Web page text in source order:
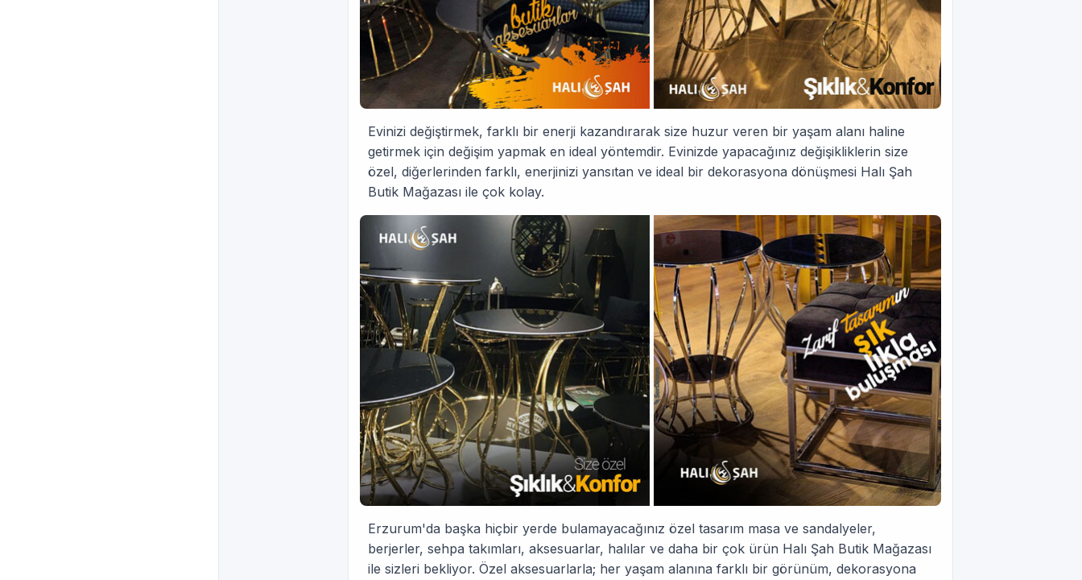
Evinizi değiştirmek, farklı bir enerji kazandırarak size huzur veren bir yaşam alanı haline
getirmek için değişim yapmak en ideal yöntemdir. Evinizde yapacağınız değişikliklerin size
özel, diğerlerinden farklı, enerjinizi yansıtan ve ideal bir dekorasyona dönüşmesi Halı Şah
Butik Mağazası ile çok kolay.
Erzurum'da başka hiçbir yerde bulamayacağınız özel tasarım masa ve sandalyeler,
berjerler, sehpa takımları, aksesuarlar, halılar ve daha bir çok ürün Halı Şah Butik Mağazası
ile sizleri bekliyor. Özel aksesuarlarla; her yaşam alanına farklı bir görünüm, dekorasyona